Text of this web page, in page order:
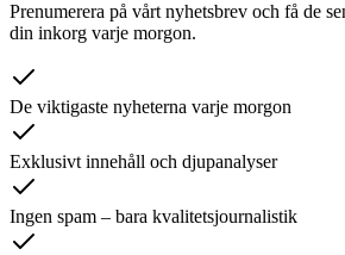
Prenumerera på vårt nyhetsbrev och få de
din inkorg varje morgon.
De viktigaste nyheterna varje morgon
Exklusivt innehåll och djupanalyser
Ingen spam – bara kvalitetsjournalistik